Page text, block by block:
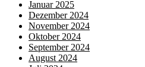
Januar 2025
Dezember 2024
November 2024
Oktober 2024
September 2024
August 2024